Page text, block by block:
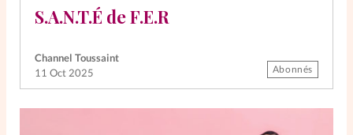
S.A.N.T.É de F.E.R
Channel Toussaint
11 Oct 2025
Abonnés